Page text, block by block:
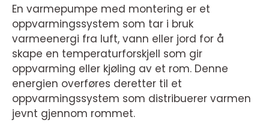
En varmepumpe med montering er et
oppvarmingssystem som tar i bruk
varmeenergi fra luft, vann eller jord for å
skape en temperaturforskjell som gir
oppvarming eller kjøling av et rom. Denne
energien overføres deretter til et
oppvarmingssystem som distribuerer varmen
jevnt gjennom rommet.